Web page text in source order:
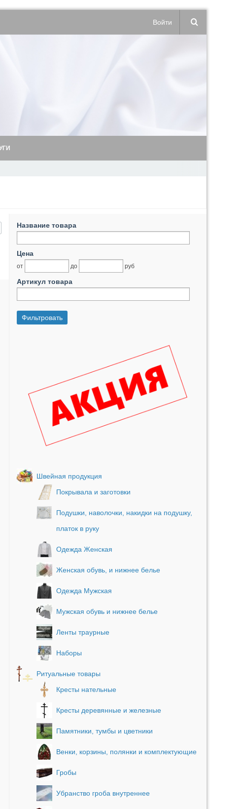
Войти
Название товара
Цена
от до руб
Артикул товара
Швейная продукция
Покрывала и заготовки
Подушки, наволочки, накидки на подушку,
платок в руку
Одежда Женская
Женская обувь, и нижнее белье
Одежда Мужская
Мужская обувь и нижнее белье
Ленты траурные
Наборы
Ритуальные товары
Кресты нательные
Кресты деревянные и железные
Памятники, тумбы и цветники
Венки, корзины, полянки и комплектующие
Гробы
Убранство гроба внутреннее